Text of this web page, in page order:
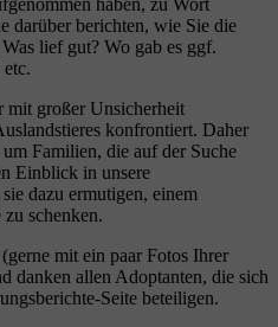
haben, zu Wort
darüber berichten, wie Sie die
lief gut? Wo gab es ggf.
großer Unsicherheit
konfrontiert. Daher
Familien, die auf der Suche
Einblick in unsere
dazu ermutigen, einem
schenken.
mit ein paar Fotos Ihrer
danken allen Adoptanten, die sich
Seite beteiligen.